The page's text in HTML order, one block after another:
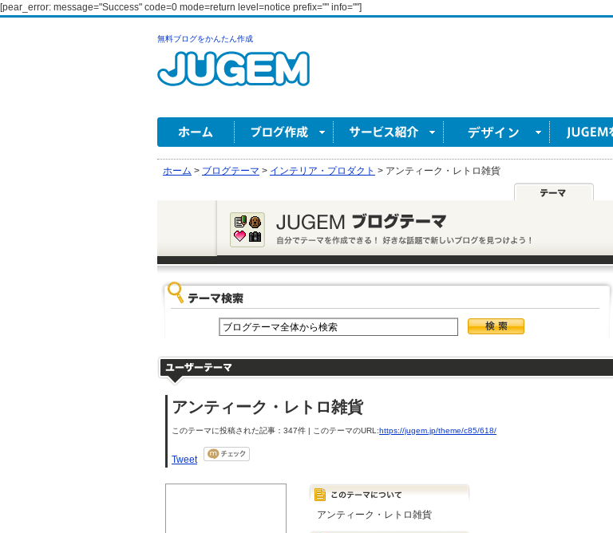
[pear_error: message="Success" code=0 mode=return level=notice prefix="" info=""]
無料ブログをかんたん作成
ホーム > ブログテーマ > インテリア・プロダクト > アンティーク・レトロ雑貨
アンティーク・レトロ雑貨
このテーマに投稿された記事：347件 | このテーマのURL:https://jugem.jp/theme/c85/618/
Tweet
アンティーク・レトロ雑貨